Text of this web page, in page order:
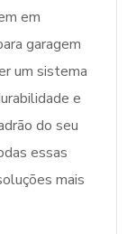
em
garagem
um sistema
e
do seu
essas
mais